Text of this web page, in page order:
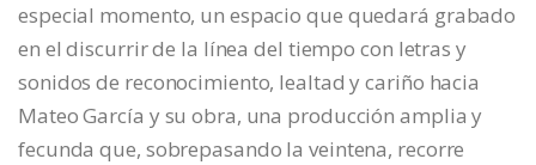
especial momento, un espacio que quedará grabado
en el discurrir de la línea del tiempo con letras y
sonidos de reconocimiento, lealtad y cariño hacia
Mateo García y su obra, una producción amplia y
fecunda que, sobrepasando la veintena, recorre